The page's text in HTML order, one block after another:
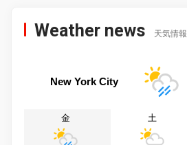
Weather news 天気情報
New York City
金 土